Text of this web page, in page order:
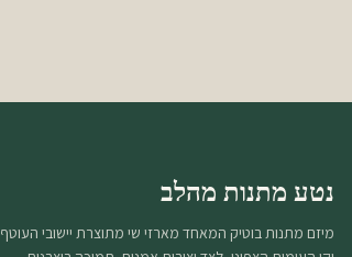
נטע מתנות מהלב
מיזם מתנות בוטיק המאחד מארזי שי מתוצרת יישובי העוטף